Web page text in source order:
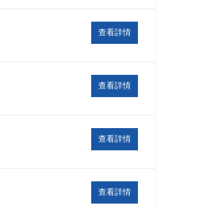
查看詳情
查看詳情
查看詳情
查看詳情